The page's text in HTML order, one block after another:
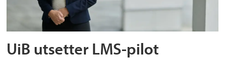
UiB utsetter LMS-pilot